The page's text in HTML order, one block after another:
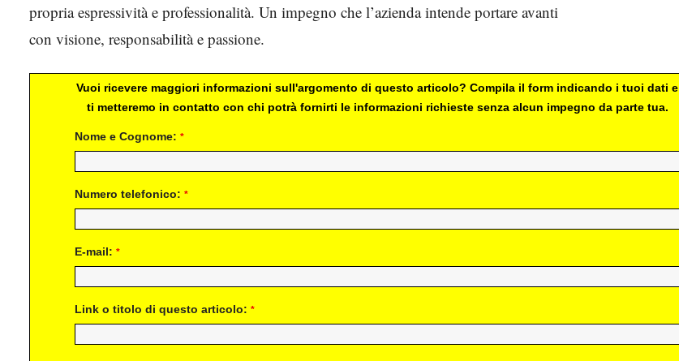
propria espressività e professionalità. Un impegno che l’azienda intende portare avanti
con visione, responsabilità e passione.
Vuoi ricevere maggiori informazioni sull'argomento di questo articolo? Compila il form indicando i tuoi dati e
ti metteremo in contatto con chi potrà fornirti le informazioni richieste senza alcun impegno da parte tua.
Nome e Cognome: *
Numero telefonico: *
E-mail: *
Link o titolo di questo articolo: *